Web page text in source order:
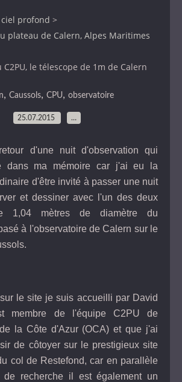
profond >
plateau de Calern, Alpes Maritimes
le télescope de 1m de Calern
, Caussols, CPU, observatoire
25.07.2015 …
d'une nuit d'observation qui
dans ma mémoire car j'ai eu la
d'être invité à passer une nuit
et dessiner avec l'un des deux
1,04 mètres de diamètre du
à l'observatoire de Calern sur le
le site je suis accueilli par David
membre de l'équipe C2PU de
de la Côte d'Azur (OCA) et que j'ai
de côtoyer sur le prestigieux site
col de Restefond, car en parallèle
recherche il est également un